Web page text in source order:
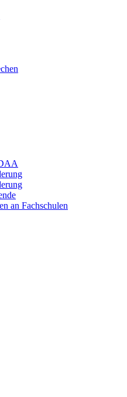
an Fachschulen